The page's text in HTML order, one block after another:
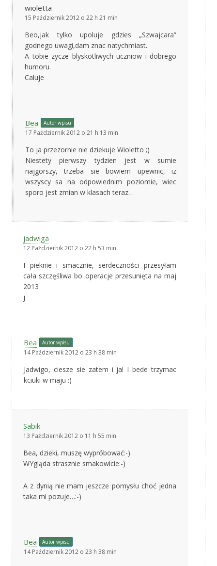
wioletta
15 Październik 2012 o 22 h 21 min
Beo,jak tylko upoluje gdzies „Szwajcara”
godnego uwagi,dam znac natychmiast.
A tobie zycze blyskotliwych uczniow i dobrego
humoru.
Caluje
Bea Autor wpisu
17 Październik 2012 o 21 h 13 min
To ja przezornie nie dziekuje Wioletto ;)
Niestety pierwszy tydzien jest w sumie
najgorszy, trzeba sie bowiem upewnic, iz
wszyscy sa na odpowiednim poziomie, wiec
sporo jest zmian w klasach teraz…
jadwiga
12 Październik 2012 o 22 h 53 min
I pieknie i smacznie, serdeczności przesyłam
cała szczęśliwa bo operacje przesunięta na maj
2013
j
Bea Autor wpisu
14 Październik 2012 o 23 h 38 min
Jadwigo, ciesze sie zatem i ja! I bede trzymac
kciuki w maju :)
Sabik
13 Październik 2012 o 11 h 55 min
Bea, dzieki, muszę wypróbować:-)
WYgląda strasznie smakowicie:-)
A z dynią nie mam jeszcze pomysłu choć jedna
taka mi pozuje…:-)
Bea Autor wpisu
14 Październik 2012 o 23 h 38 min